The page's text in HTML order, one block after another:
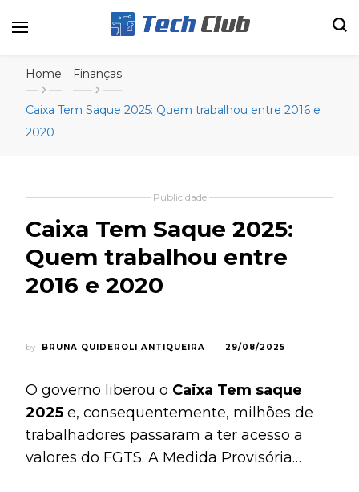
Canal Tech
Home
Finanças
Caixa Tem Saque 2025: Quem trabalhou entre 2016 e
2020
Publicidade
Caixa Tem Saque 2025:
Quem trabalhou entre
2016 e 2020
by BRUNA QUIDEROLI ANTIQUEIRA 29/08/2025
O governo liberou o Caixa Tem saque
2025 e, consequentemente, milhões de
trabalhadores passaram a ter acesso a
valores do FGTS. A Medida Provisória